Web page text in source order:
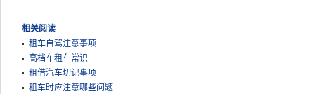
相关阅读
租车自驾注意事项
高档车租车常识
租借汽车切记事项
租车时应注意哪些问题